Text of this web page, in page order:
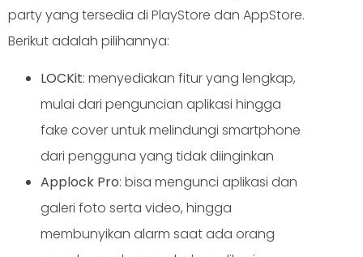
party yang tersedia di PlayStore dan AppStore.
Berikut adalah pilihannya:
LOCKit: menyediakan fitur yang lengkap,
mulai dari penguncian aplikasi hingga
fake cover untuk melindungi smartphone
dari pengguna yang tidak diinginkan
Applock Pro: bisa mengunci aplikasi dan
galeri foto serta video, hingga
membunyikan alarm saat ada orang